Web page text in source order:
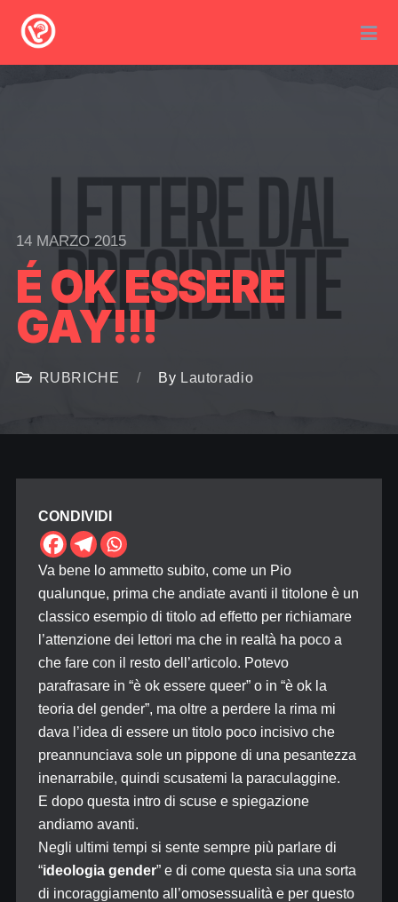
14 MARZO 2015
É OK ESSERE
GAY!!!
RUBRICHE By Lautoradio
CONDIVIDI
Va bene lo ammetto subito, come un Pio
qualunque, prima che andiate avanti il titolone è un
classico esempio di titolo ad effetto per richiamare
l’attenzione dei lettori ma che in realtà ha poco a
che fare con il resto dell’articolo. Potevo
parafrasare in “è ok essere queer” o in “è ok la
teoria del gender”, ma oltre a perdere la rima mi
dava l’idea di essere un titolo poco incisivo che
preannunciava sole un pippone di una pesantezza
inenarrabile, quindi scusatemi la paraculaggine.
E dopo questa intro di scuse e spiegazione
andiamo avanti.
Negli ultimi tempi si sente sempre più parlare di
“ideologia gender” e di come questa sia una sorta
di incoraggiamento all’omosessualità e per questo